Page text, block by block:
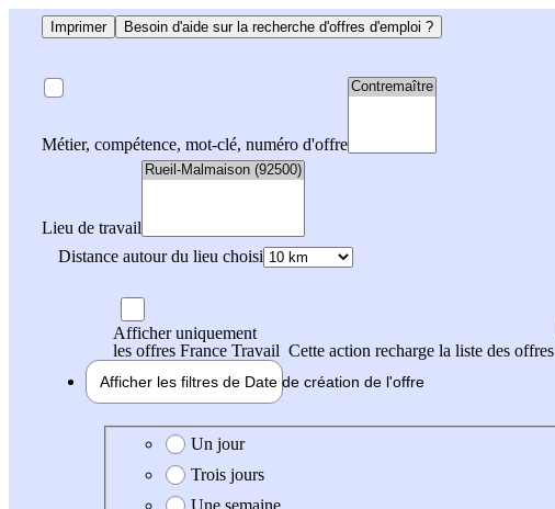
Imprimer Besoin d'aide sur la recherche d'offres d'emploi ?
Métier, compétence, mot-clé, numéro d'offre
Lieu de travail
Distance autour du lieu choisi
Afficher uniquement
les offres France Travail Cette action recharge la liste des offres
Afficher les filtres de Date de création de l'offre
Date de création de l'offre
Un jour
Trois jours
Une semaine